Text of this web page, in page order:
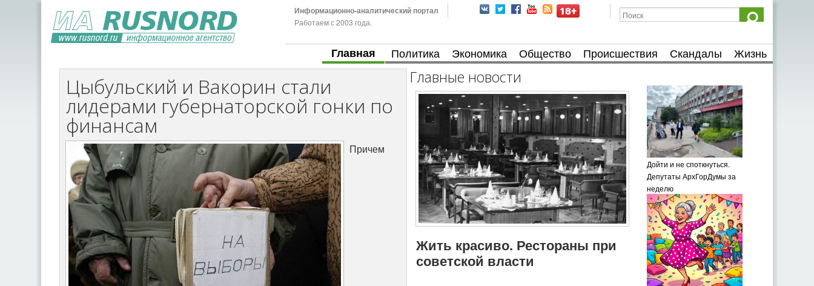
Информационно-аналитический портал
Работаем с 2003 года.
Главная Политика Экономика Общество Происшествия Скандалы Жизнь
Цыбульский и Вакорин стали
лидерами губернаторской гонки по
финансам
Причем
Главные новости
Жить красиво. Рестораны при
советской власти
Дойти и не споткнуться.
Депутаты АрхГорДумы за
неделю